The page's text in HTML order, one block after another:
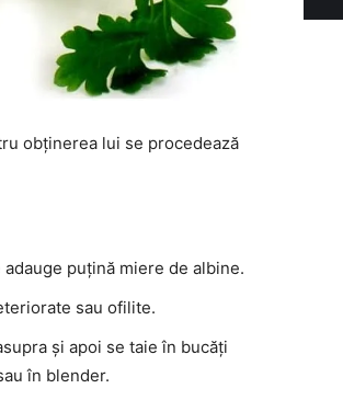
obținerea lui se procedează
puțină miere de albine.
sau ofilite.
și apoi se taie în bucăți
în blender.